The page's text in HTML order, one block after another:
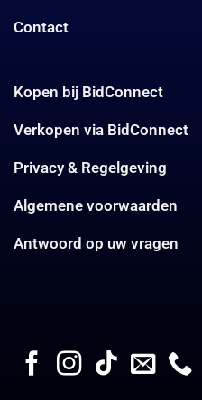
Contact
Kopen bij BidConnect
Verkopen via BidConnect
Privacy & Regelgeving
Algemene voorwaarden
Antwoord op uw vragen